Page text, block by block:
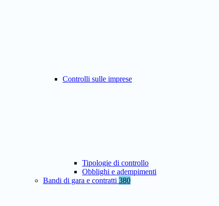
Controlli sulle imprese
Tipologie di controllo
Obblighi e adempimenti
Bandi di gara e contratti 380